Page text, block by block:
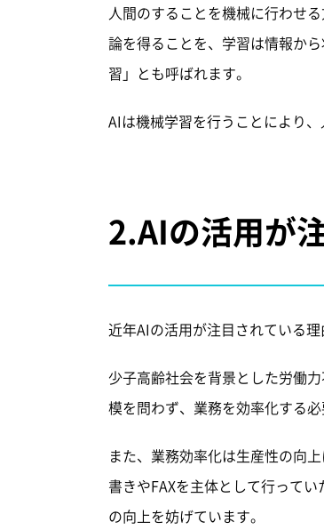
人間のすることを機械に行わせ
論を得ることを、学習は情報か
習」とも呼ばれます。
AIは機械学習を行うことにより
2.AIの活用が
近年AIの活用が注目されている
少子高齢社会を背景とした労働
模を問わず、業務を効率化する
また、業務効率化は生産性の向
書きやFAXを主体として行って
の向上を妨げています。